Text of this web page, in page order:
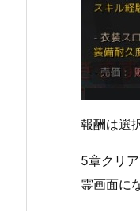
報酬は選
5章クリ
霊画面に